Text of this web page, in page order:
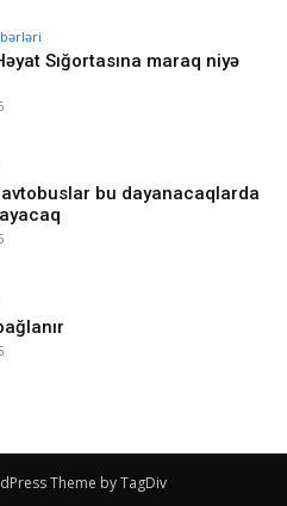
Sığortasına maraq niyə
avtobuslar bu dayanacaqlarda
Theme by TagDiv